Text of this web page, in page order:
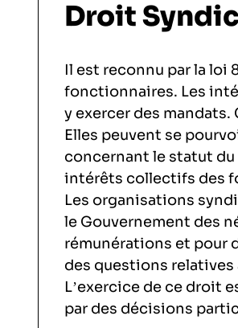
Recherche
Fonction publique
Actions spécifiques
ORGANISMES
CNRS – Centre national
INRIA - Institut national
INSERM – Institut
IRD – Institut de
INED – Institut national
IFREMER – Institut
AGENDA
PUBLICATIONS
VOS CONTACTS
Droit
Il est reconnu par la loi
fonctionnaires. Les
y exercer des
Elles peuvent se
concernant le statut
intérêts collectifs des
Les organisations
le Gouvernement des
rémunérations et pour
des questions
L’exercice de ce droit
par des décisions